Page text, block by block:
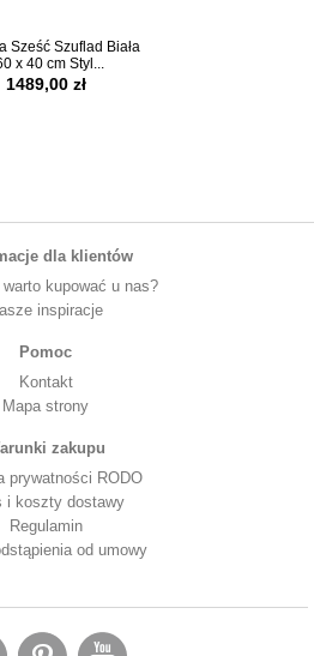
Sześć Szuflad Biała
x 40 cm Styl...
1489,00 zł
dla klientów
kupować u nas?
inspiracje
Pomoc
Kontakt
Mapa strony
zakupu
prywatności RODO
i koszty dostawy
Regulamin
od umowy